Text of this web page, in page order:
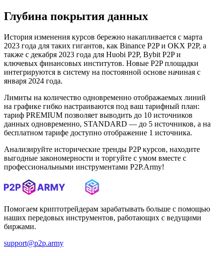
Глубина покрытия данных
История изменения курсов бережно накапливается с марта
2023 года для таких гигантов, как Binance P2P и OKX P2P, а
также с декабря 2023 года для Huobi P2P, Bybit P2P и
ключевых финансовых институтов. Новые P2P площадки
интегрируются в систему на постоянной основе начиная с
января 2024 года.
Лимиты на количество одновременно отображаемых линий
на графике гибко настраиваются под ваш тарифный план:
тариф PREMIUM позволяет выводить до 10 источников
данных одновременно, STANDARD — до 5 источников, а на
бесплатном тарифе доступно отображение 1 источника.
Анализируйте исторические тренды P2P курсов, находите
выгодные закономерности и торгуйте с умом вместе с
профессиональными инструментами P2P.Army!
Помогаем криптотрейдерам зарабатывать больше с помощью
наших передовых инструментов, работающих с ведущими
биржами.
support@p2p.army